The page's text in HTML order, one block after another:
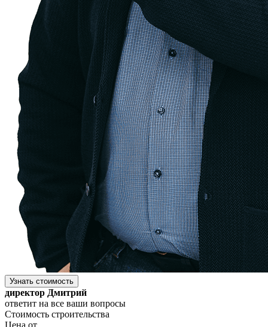
Узнать стоимость
директор Дмитрий
ответит на все ваши вопросы
Стоимость строительства
Цена от